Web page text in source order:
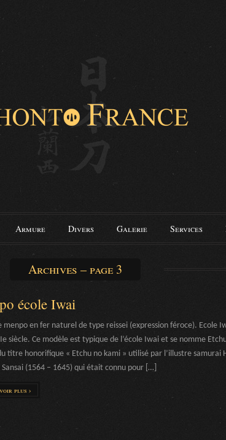
Armure Divers Galerie Services
Archives – page 3
école Iwai
menpo en fer naturel de type reissei (expression féroce). Ecole
siècle. Ce modèle est typique de l’école Iwai et se nomme
titre honorifique « Etchu no kami » utilisé par l’illustre samurai
Sansai (1564 – 1645) qui était connu pour […]
plus ›